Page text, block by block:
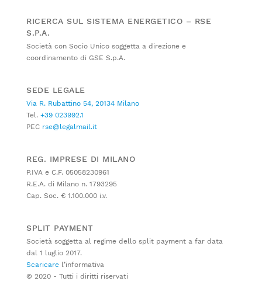
RICERCA SUL SISTEMA ENERGETICO – RSE
S.P.A.
Società con Socio Unico soggetta a direzione e
coordinamento di GSE S.p.A.
SEDE LEGALE
Via R. Rubattino 54, 20134 Milano
Tel. +39 023992.1
PEC rse@legalmail.it
REG. IMPRESE DI MILANO
P.IVA e C.F. 05058230961
R.E.A. di Milano n. 1793295
Cap. Soc. € 1.100.000 i.v.
SPLIT PAYMENT
Società soggetta al regime dello split payment a far data
dal 1 luglio 2017.
Scaricare l’informativa
© 2020 - Tutti i diritti riservati